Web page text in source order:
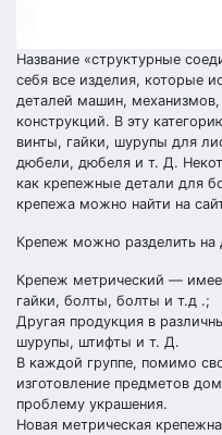
Название «структурные
себя все изделия, которые
деталей машин,
конструкций. В эту
винты, гайки, шурупы для
дюбели, дюбеля и т. Д.
как крепежные детали для
крепежа можно найти на
Крепеж можно разделить на
Крепеж метрический —
гайки, болты, болты и т.д .;
Другая продукция в
шурупы, штифты и т. Д.
В каждой группе, помимо
изготовление предметов
проблему украшения.
Новая метрическая